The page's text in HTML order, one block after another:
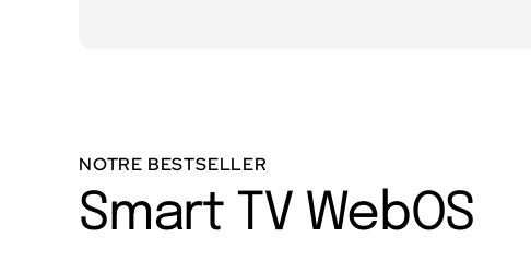
NOTRE BESTSELLER
Smart TV WebOS